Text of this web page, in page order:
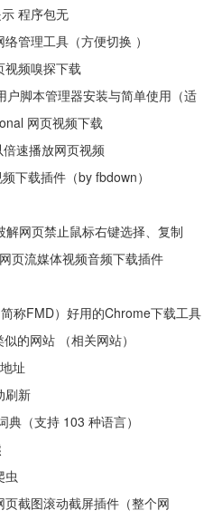
程序包无
解决办法
管理工具（方便切换 ）
视频嗅探下载
脚本管理器安装与简单使用（适
网页视频下载
速播放网页视频
下载插件（by fbdown）
网页禁止鼠标右键选择、复制
页流媒体视频音频下载插件
称FMD）好用的Chrome下载工具
的网站 （相关网站）
址
刷新
（支持 103 种语言）
虫
截图滚动截屏插件（整个网